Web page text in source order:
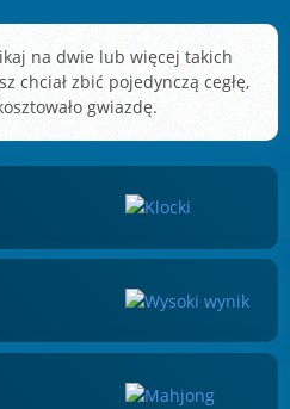
na dwie lub więcej takich
chciał zbić pojedynczą cegłę,
gwiazdę.